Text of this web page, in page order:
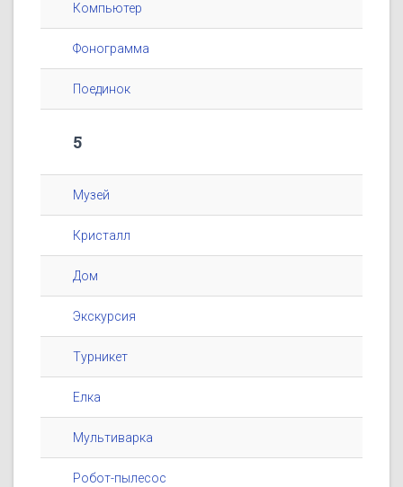
Компьютер
Фонограмма
Поединок
5
Музей
Кристалл
Дом
Экскурсия
Турникет
Елка
Мультиварка
Робот-пылесос